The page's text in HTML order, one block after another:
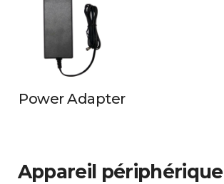
Power Adapter
Appareil périphérique